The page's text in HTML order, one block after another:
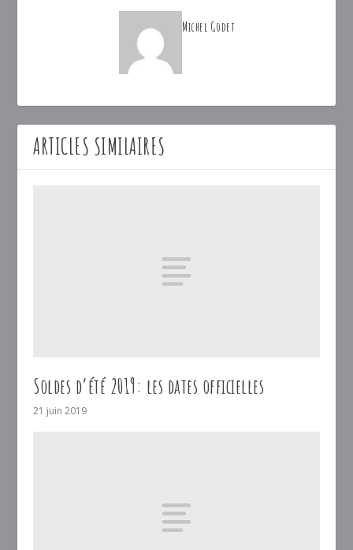
Michel Godet
ARTICLES SIMILAIRES
Soldes d’été 2019: les dates officielles
21 juin 2019